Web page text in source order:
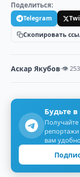
Поделиться:
Telegram
Скопировать
Аскар Якубов·👁
Будьте
вам